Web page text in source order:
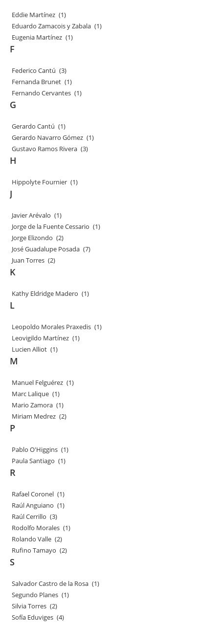
Eddie Martínez (1)
Eduardo Zamacois y Zabala (1)
Eugenia Martínez (1)
F
Federico Cantú (3)
Fernanda Brunet (1)
Fernando Cervantes (1)
G
Gerardo Cantú (1)
Gerardo Navarro Gómez (1)
Gustavo Ramos Rivera (3)
H
Hippolyte Fournier (1)
J
Javier Arévalo (1)
Jorge de la Fuente Cessario (1)
Jorge Elizondo (2)
José Guadalupe Posada (7)
Juan Torres (2)
K
Kathy Eldridge Madero (1)
L
Leopoldo Morales Praxedis (1)
Leovigildo Martínez (1)
Lucien Alliot (1)
M
Manuel Felguérez (1)
Marc Lalique (1)
Mario Zamora (1)
Miriam Medrez (2)
P
Pablo O'Higgins (1)
Paula Santiago (1)
R
Rafael Coronel (1)
Raúl Anguiano (1)
Raúl Cerrillo (3)
Rodolfo Morales (1)
Rolando Valle (2)
Rufino Tamayo (2)
S
Salvador Castro de la Rosa (1)
Segundo Planes (1)
Silvia Torres (2)
Sofía Eduviges (4)